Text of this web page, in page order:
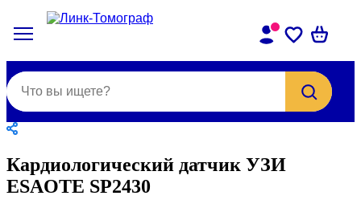
Кардиологический датчик УЗИ
ESAOTE SP2430